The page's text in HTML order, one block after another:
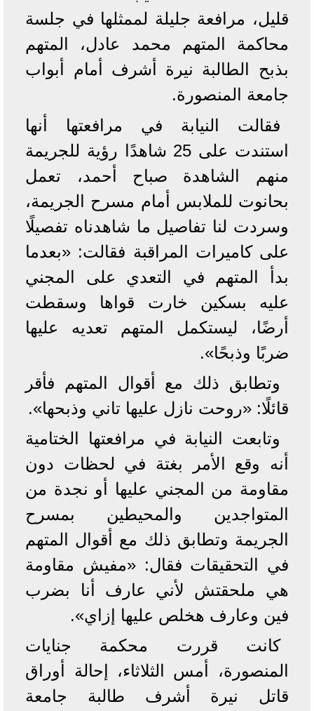
قليل، مرافعة جليلة لممثلها في جلسة
محاكمة المتهم محمد عادل، المتهم
بذبح الطالبة نيرة أشرف أمام أبواب
جامعة المنصورة.
فقالت النيابة في مرافعتها أنها
استندت على 25 شاهدًا رؤية للجريمة
منهم الشاهدة صباح أحمد، تعمل
بحانوت للملابس أمام مسرح الجريمة،
وسردت لنا تفاصيل ما شاهدناه تفصيلًا
على كاميرات المراقبة فقالت: «بعدما
بدأ المتهم في التعدي على المجني
عليه بسكين خارت قواها وسقطت
أرضًا، ليستكمل المتهم تعديه عليها
ضربًا وذبحًا».
وتطابق ذلك مع أقوال المتهم فأقر
قائلًا: «روحت نازل عليها تاني وذبحها».
وتابعت النيابة في مرافعتها الختامية
أنه وقع الأمر بغتة في لحظات دون
مقاومة من المجني عليها أو نجدة من
المتواجدين والمحيطين بمسرح
الجريمة وتطابق ذلك مع أقوال المتهم
في التحقيقات فقال: «مفيش مقاومة
هي ملحقتش لأني عارف أنا بضرب
فين وعارف هخلص عليها إزاي».
كانت قررت محكمة جنايات
المنصورة، أمس الثلاثاء، إحالة أوراق
قاتل نيرة أشرف طالبة جامعة